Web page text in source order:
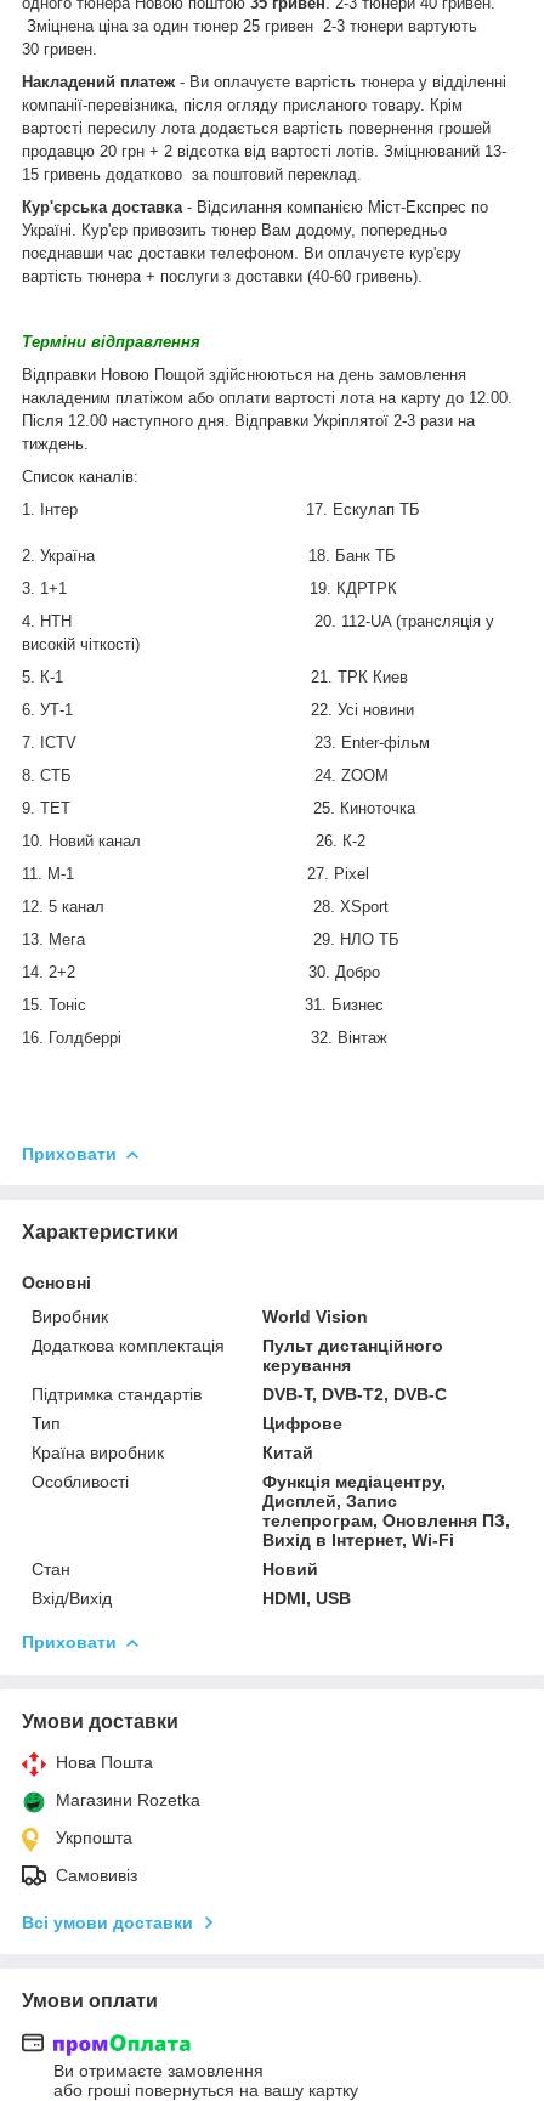
Зміцнена ціна за один тюнер 25 гривен 2-3 тюнери вартують
30 гривен.
Накладений платеж - Ви оплачуєте вартість тюнера у відділенні
компанії-перевізника, після огляду присланого товару. Крім
вартості пересилу лота додається вартість повернення грошей
продавцю 20 грн + 2 відсотка від вартості лотів. Зміцнюваний 13-
15 гривень додатково за поштовий переклад.
Кур'єрська доставка - Відсилання компанією Міст-Експрес по
Україні. Кур'єр привозить тюнер Вам додому, попередньо
поєднавши час доставки телефоном. Ви оплачуєте кур'єру
вартість тюнера + послуги з доставки (40-60 гривень).
Терміни відправлення
Відправки Новою Пощой здійснюються на день замовлення
накладеним платіжом або оплати вартості лота на карту до 12.00.
Після 12.00 наступного дня. Відправки Укріплятої 2-3 рази на
тиждень.
Список каналів:
1. Інтер 17. Ескулап ТБ
2. Україна 18. Банк ТБ
3. 1+1 19. КДРТРК
4. НТН 20. 112-UA (трансляція у
високій чіткості)
5. К-1 21. ТРК Киев
6. УТ-1 22. Усі новини
7. ICTV 23. Enter-фільм
8. СТБ 24. ZOOM
9. ТЕТ 25. Киноточка
10. Новий канал 26. К-2
11. М-1 27. Pixel
12. 5 канал 28. XSport
13. Мега 29. НЛО ТБ
14. 2+2 30. Добро
15. Тоніс 31. Бизнес
16. Голдберрі 32. Вінтаж
Приховати
Характеристики
Основні
Виробник
World Vision
Додаткова комплектація
Пульт дистанційного
керування
Підтримка стандартів
DVB-T, DVB-T2, DVB-C
Тип
Цифрове
Країна виробник
Китай
Особливості
Функція медіацентру,
Дисплей, Запис
телепрограм, Оновлення ПЗ,
Вихід в Інтернет, Wi-Fi
Стан
Новий
Вхід/Вихід
HDMI, USB
Приховати
Умови доставки
Нова Пошта
Магазини Rozetka
Укрпошта
Самовивіз
Всі умови доставки
Умови оплати
Ви отримаєте замовлення
або гроші повернуться на вашу картку